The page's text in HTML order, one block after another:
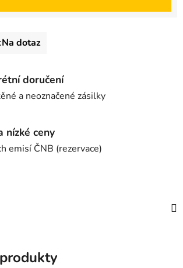
Na dotaz
doručení
a neoznačené zásilky
nízké ceny
emisí ČNB (rezervace)